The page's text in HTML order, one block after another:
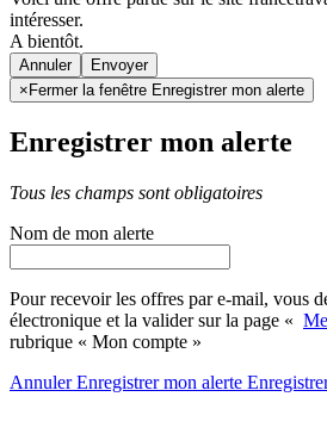
intéresser.
A bientôt.
Annuler
× Fermer la fenêtre Enregistrer mon alerte
Enregistrer mon alerte
Tous les champs sont obligatoires
Nom de mon alerte
Pour recevoir les offres par e-mail, vous
électronique et la valider sur la page «
rubrique « Mon compte »
AnnulerEnregistrer mon alerte